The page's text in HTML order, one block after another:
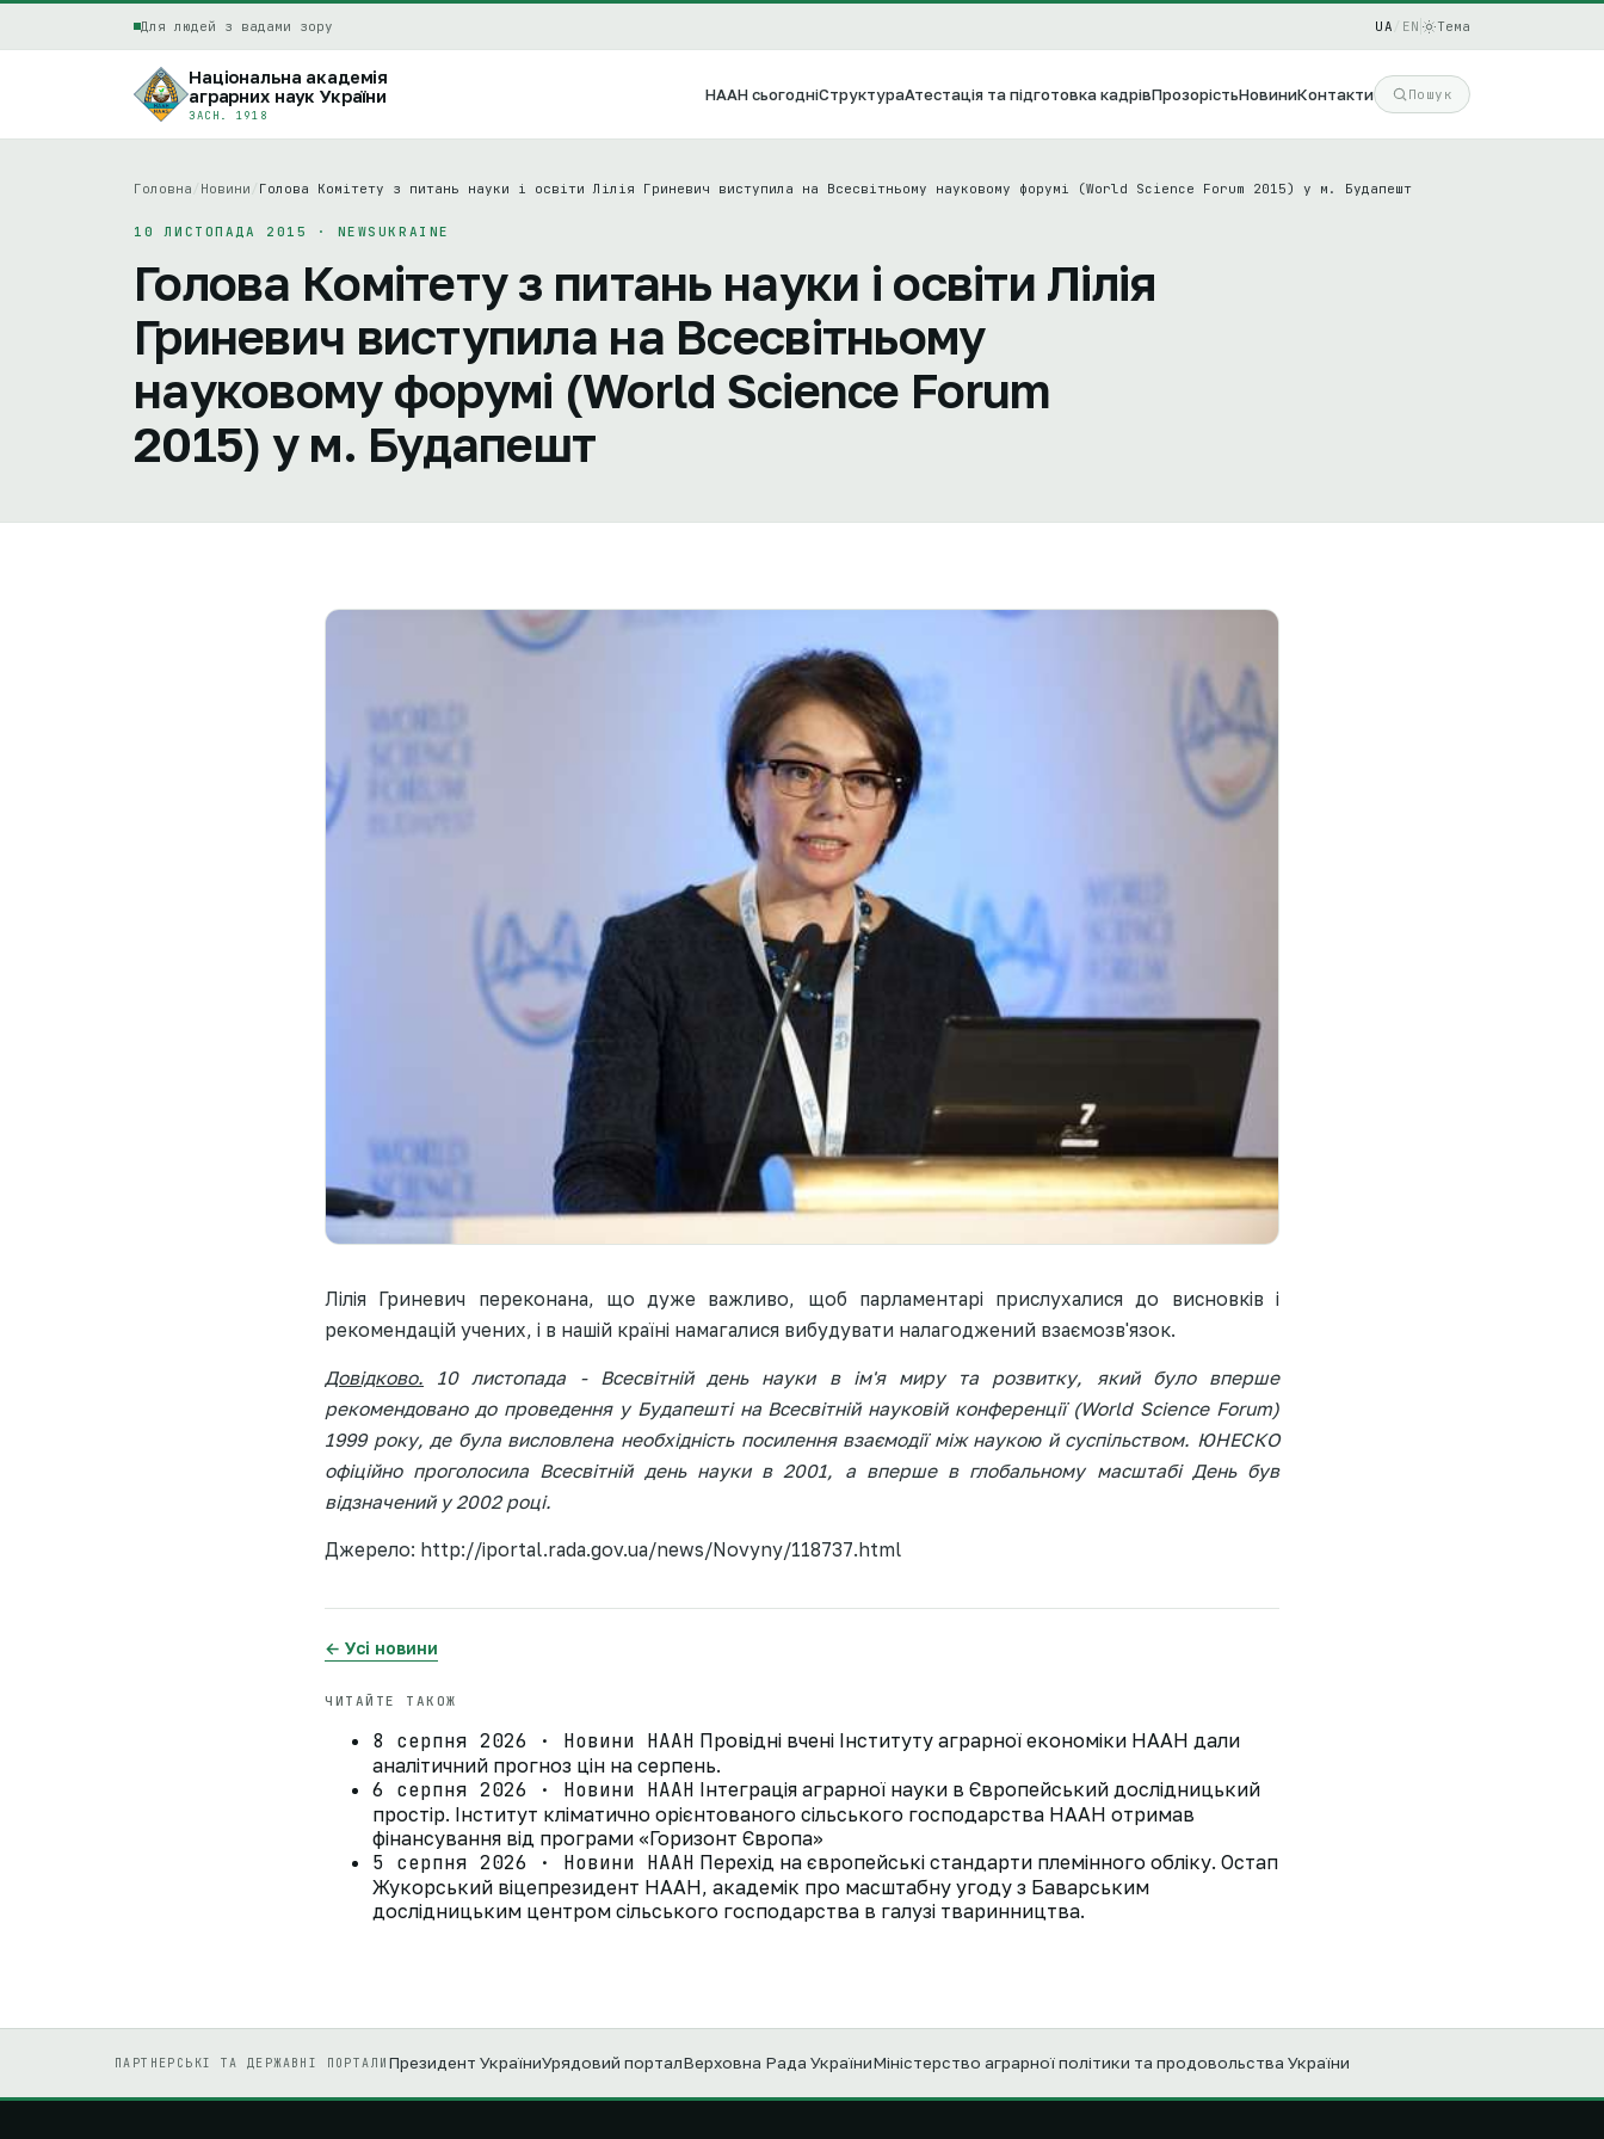
Для людей з вадами зору UA EN Тема
Національна академія
аграрних наук України
ЗАСН. 1918
НААН сьогодніСтруктураАтестація та підготовка кадрівПрозорістьНовиниКонтакти Пошук
Головна Новини Голова Комітету з питань науки і освіти Лілія Гриневич виступила на Всесвітньому науковому форумі (World Science Forum 2015) у м. Будапешт
10 ЛИСТОПАДА 2015 · NEWSUKRAINE
Голова Комітету з питань науки і освіти Лілія
Гриневич виступила на Всесвітньому
науковому форумі (World Science Forum
2015) у м. Будапешт
Лілія Гриневич переконана, що дуже важливо, щоб парламентарі прислухалися до висновків і
рекомендацій учених, і в нашій країні намагалися вибудувати налагоджений взаємозв'язок.
Довідково. 10 листопада - Всесвітній день науки в ім'я миру та розвитку, який було вперше
рекомендовано до проведення у Будапешті на Всесвітній науковій конференції (World Science Forum)
1999 року, де була висловлена необхідність посилення взаємодії між наукою й суспільством. ЮНЕСКО
офіційно проголосила Всесвітній день науки в 2001, а вперше в глобальному масштабі День був
відзначений у 2002 році.
Джерело: http://iportal.rada.gov.ua/news/Novyny/118737.html
← Усі новини
ЧИТАЙТЕ ТАКОЖ
8 серпня 2026 · Новини НААН Провідні вчені Інституту аграрної економіки НААН дали
аналітичний прогноз цін на серпень.
6 серпня 2026 · Новини НААН Інтеграція аграрної науки в Європейський дослідницький
простір. Інститут кліматично орієнтованого сільського господарства НААН отримав
фінансування від програми «Горизонт Європа»
5 серпня 2026 · Новини НААН Перехід на європейські стандарти племінного обліку. Остап
Жукорський віцепрезидент НААН, академік про масштабну угоду з Баварським
дослідницьким центром сільського господарства в галузі тваринництва.
ПАРТНЕРСЬКІ ТА ДЕРЖАВНІ ПОРТАЛИ Президент УкраїниУрядовий порталВерховна Рада УкраїниМіністерство аграрної політики та продовольства України